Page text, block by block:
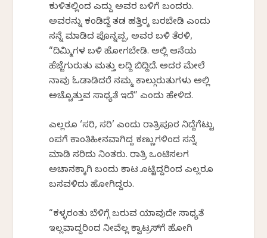
ಕುಳಿತಲ್ಲಿಂದ ಎದ್ದು ಅವರ ಬಳಿಗೆ ಬಂದರು.
ಅವರನ್ನು ಕಂಡಿದ್ದೆ ತಡ ಹತ್ತಿರಕ್ಕೆ ಬರಬೇಡಿ ಎಂದು
ಸನ್ನೆ ಮಾಡಿದ ಪೊನ್ನಪ್ಪ, ಅವರ ಬಳಿ ತೆರಳಿ,
“ದಿಮ್ಮಿಗಳ ಬಳಿ ಹೋಗಬೇಡಿ. ಅಲ್ಲಿ ಆನೆಯ
ಹೆಜ್ಜೆಗುರುತು ಮತ್ತು ಲದ್ದಿ ಬಿದ್ದಿದೆ. ಅದರ ಮೇಲೆ
ನಾವು ಓಡಾಡಿದರೆ ನಮ್ಮ ಕಾಲ್ಗುರುತುಗಳು ಅಲ್ಲಿ
ಅಚ್ಚೊತ್ತುವ ಸಾಧ್ಯತೆ ಇದೆ” ಎಂದು ಹೇಳಿದ.
ಎಲ್ಲರೂ ‘ಸರಿ, ಸರಿ’ ಎಂದು ರಾತ್ರಿಪೂರ ನಿದ್ದೆಗೆಟ್ಟು
ಕೆಂಪಗೆ ಕಾಂತಿಹೀನವಾಗಿದ್ದ ಕಣ್ಣುಗಳಿಂದ ಸನ್ನೆ
ಮಾಡಿ ಸರಿದು ನಿಂತರು. ರಾತ್ರಿ ಒಂಟಿಸಲಗ
ಅಚಾನಕ್ಕಾಗಿ ಬಂದು ಕಾಟ ಕೊಟ್ಟಿದ್ದರಿಂದ ಎಲ್ಲರೂ
ಬಸವಳಿದು ಹೋಗಿದ್ದರು.
“ಕಳ್ಳರಂತು ಬೆಳಿಗ್ಗೆ ಬರುವ ಯಾವುದೇ ಸಾಧ್ಯತೆ
ಇಲ್ಲವಾದ್ದರಿಂದ ನೀವೆಲ್ಲ ಕ್ವಾಟ್ರಸ್‍ಗೆ ಹೋಗಿ